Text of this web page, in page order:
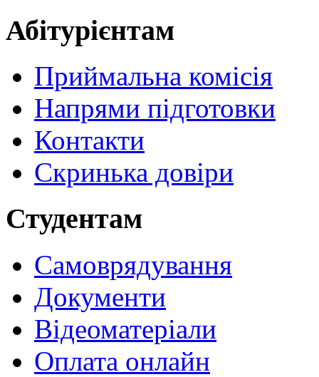
Абітурієнтам
Приймальна комісія
Напрями підготовки
Контакти
Скринька довіри
Студентам
Самоврядування
Документи
Відеоматеріали
Оплата онлайн